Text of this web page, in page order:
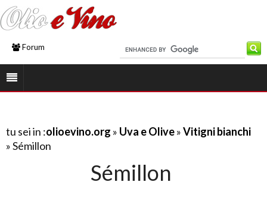
Forum
tu sei in :olioevino.org » Uva e Olive»Vitigni bianchi
» Sémillon
Sémillon